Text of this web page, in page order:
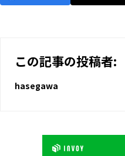
この記事の投稿者:
hasegawa